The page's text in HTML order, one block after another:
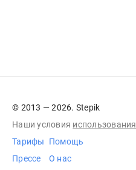
© 2013 — 2026. Stepik
Наши условия использования
Тарифы
Прессе
Помощь
О нас